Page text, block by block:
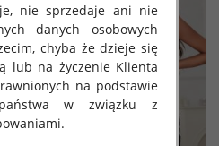
nie sprzedaje ani nie
danych osobowych
chyba że dzieje się
lub na życzenie Klienta
na podstawie
w związku z